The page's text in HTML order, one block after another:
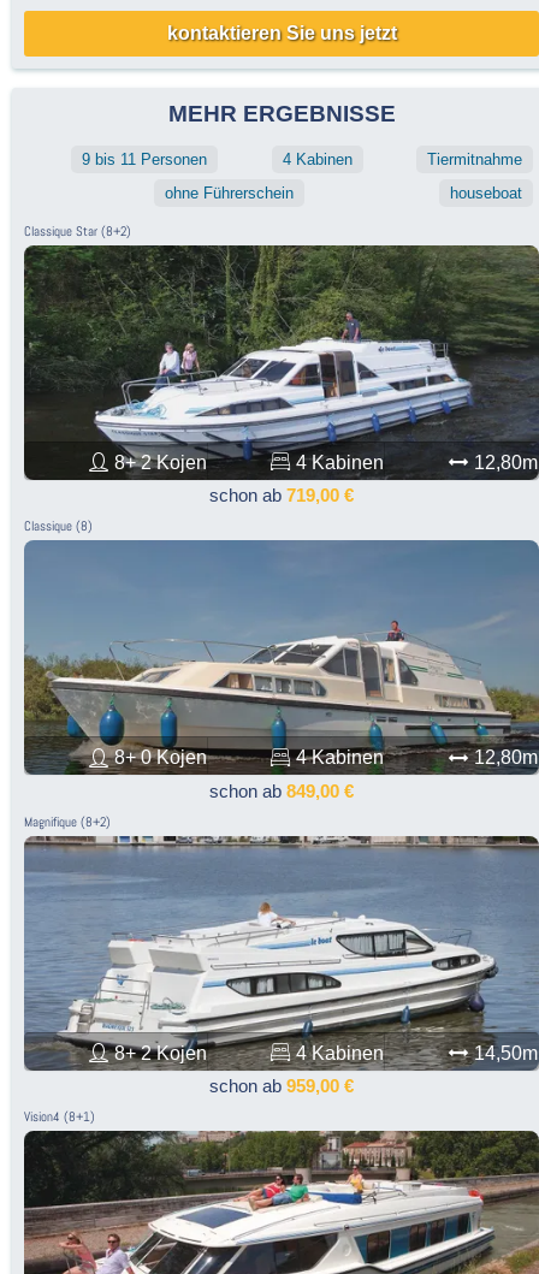
kontaktieren Sie uns jetzt
MEHR ERGEBNISSE
9 bis 11 Personen 4 Kabinen
Tiermitnahme
ohne Führerschein
houseboat
Classique Star (8+2)
8+ 2 Kojen 4 Kabinen
12,80m
schon ab 719,00 €
Classique (8)
8+ 0 Kojen 4 Kabinen
12,80m
schon ab 849,00 €
Magnifique (8+2)
8+ 2 Kojen 4 Kabinen
14,50m
schon ab 959,00 €
Vision4 (8+1)